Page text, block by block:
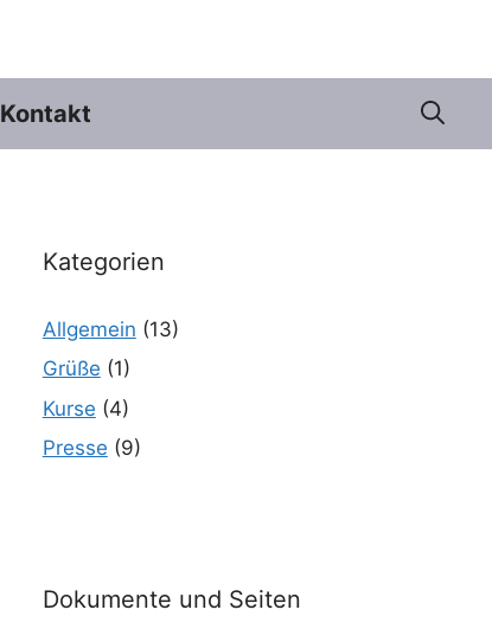
Kontakt
Kategorien
Allgemein (13)
Grüße (1)
Kurse (4)
Presse (9)
Dokumente und Seiten